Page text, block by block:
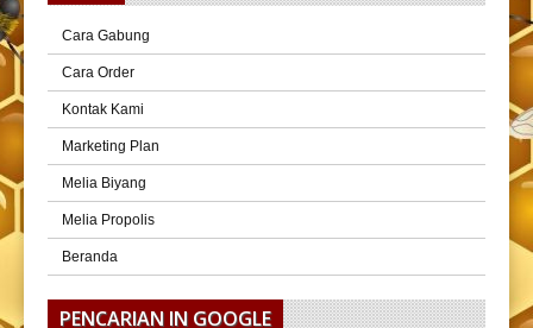
Cara Gabung
Cara Order
Kontak Kami
Marketing Plan
Melia Biyang
Melia Propolis
Beranda
PENCARIAN IN GOOGLE